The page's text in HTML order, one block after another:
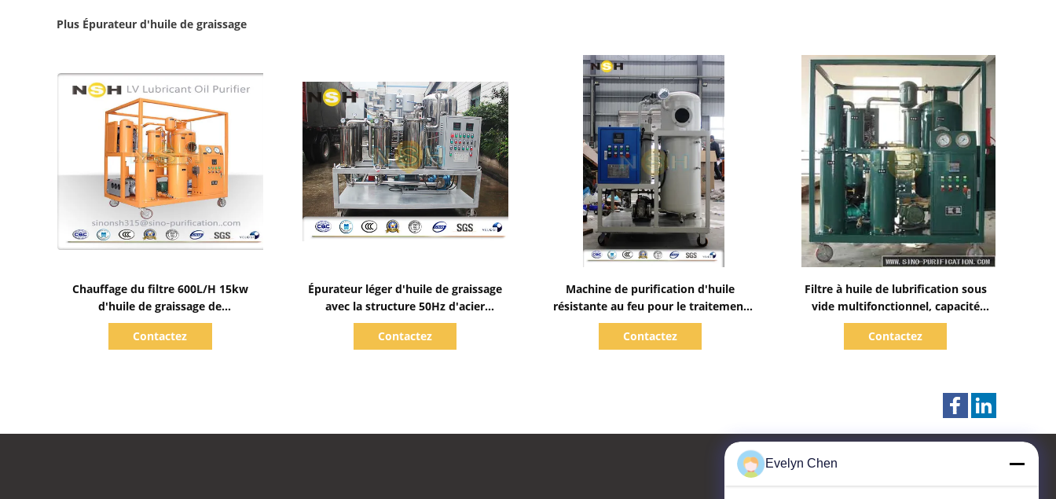
Plus Épurateur d'huile de graissage
Chauffage du filtre 600L/H 15kw
d'huile de graissage de
déshydratation de vide de LV-P
Contactez
Épurateur léger d'huile de graissage
avec la structure 50Hz d'acier
inoxydable
Contactez
Machine de purification d'huile
résistante au feu pour le traitement
de l'huile EH et de l'huile d'ester
phosphate
Contactez
Filtre à huile de lubrification sous
vide multifonctionnel, capacité
1800L/h
Contactez
Evelyn Chen